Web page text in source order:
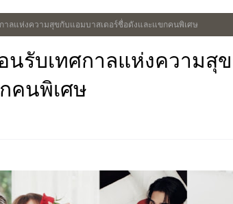
าลแห่งความสุขกับแอมบาสเดอร์ชื่อดังและแขกคนพิเศษ
นรับเทศกาลแห่งความสุ
คนพิเศษ